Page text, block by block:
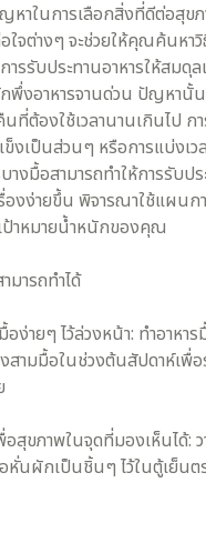
าในการเลือกสิ่งที่ดีต่อสุขภ
ใจต่างๆ จะช่วยให้คุณค้นหา
ารรับประทานอาหารให้สมดุล
พึ่งอาหารจานด่วน ปัญหานั้น
ที่ต้องใช้เวลานานเกินไป ก
งเป็นส่วนๆ หรือการแบ่งเว
างมื้อสามารถทำให้การรับป
องง่ายขึ้น พิจารณาใช้แผนก
ป้าหมายน้ำหนักของคุณ
ารถทำได้
อง่ายๆ ไว้ล่วงหน้า: ทำอาหา
ามมื้อในช่วงต้นสัปดาห์เพื่อ
อสุขภาพในจุดที่มองเห็นได้:
อหั่นผักเป็นชิ้นๆ ไว้ในตู้เย็